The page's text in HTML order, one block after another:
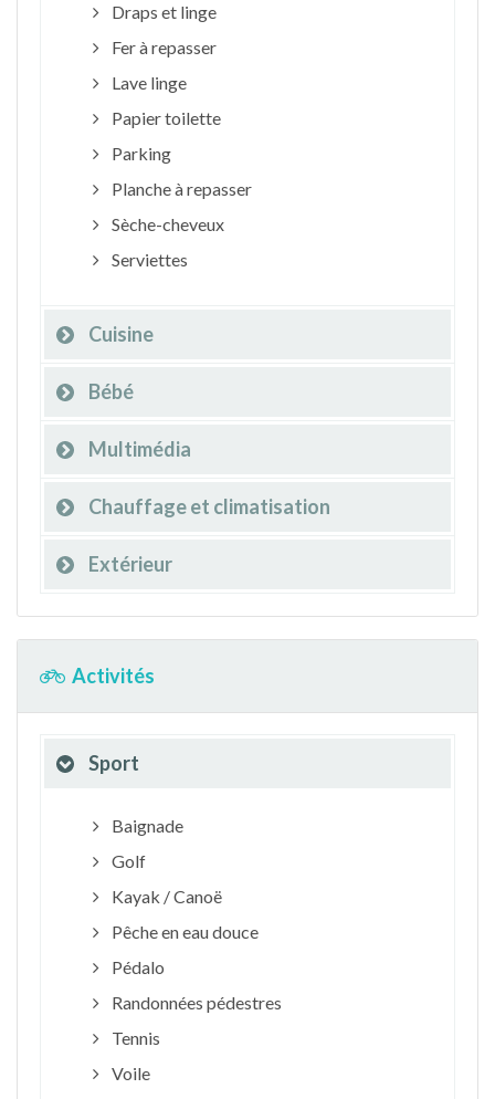
Draps et linge
Fer à repasser
Lave linge
Papier toilette
Parking
Planche à repasser
Sèche-cheveux
Serviettes
Cuisine
Bébé
Multimédia
Chauffage et climatisation
Extérieur
Activités
Sport
Baignade
Golf
Kayak / Canoë
Pêche en eau douce
Pédalo
Randonnées pédestres
Tennis
Voile